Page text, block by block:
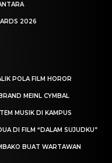
2026
POLA FILM HOROR
MEINL CYMBAL
MUSIK DI KAMPUS
DI FILM “DALAM SUJUDKU”
BUAT WARTAWAN